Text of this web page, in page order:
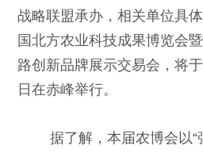
战略联盟承办，相关单位具
国北方农业科技成果博览会
路创新品牌展示交易会，将
日在赤峰举行。
据了解，本届农博会以“